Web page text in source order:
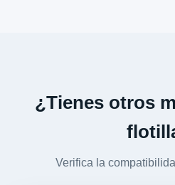
¿Tienes otros
Verifica la